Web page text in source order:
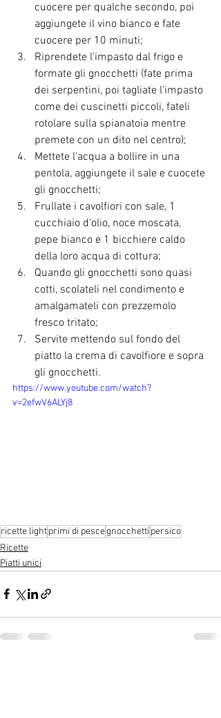
cuocere per qualche secondo, poi
aggiungete il vino bianco e fate
cuocere per 10 minuti;
Riprendete l'impasto dal frigo e
formate gli gnocchetti (fate prima
dei serpentini, poi tagliate l'impasto
come dei cuscinetti piccoli, fateli
rotolare sulla spianatoia mentre
premete con un dito nel centro);
Mettete l'acqua a bollire in una
pentola, aggiungete il sale e cuocete
gli gnocchetti;
Frullate i cavolfiori con sale, 1
cucchiaio d'olio, noce moscata,
pepe bianco e 1 bicchiere caldo
della loro acqua di cottura;
Quando gli gnocchetti sono quasi
cotti, scolateli nel condimento e
amalgamateli con prezzemolo
fresco tritato;
Servite mettendo sul fondo del
piatto la crema di cavolfiore e sopra
gli gnocchetti.
https://www.youtube.com/watch?
v=2efwV6ALYj8
ricette lightprimi di pescegnocchetti persico
Ricette
Piatti unici